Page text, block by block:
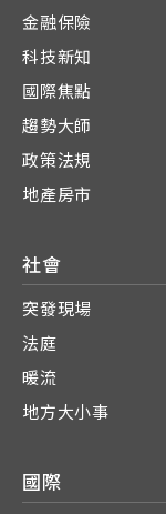
金融保險
科技新知
國際焦點
趨勢大師
政策法規
地產房市
社會
突發現場
法庭
暖流
地方大小事
國際